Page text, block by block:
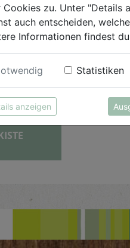
und Zimt
kurz
bis die
Cookies zu. Unter "Details
auch entscheiden,
Informationen findest
Statistiken
anzeigen